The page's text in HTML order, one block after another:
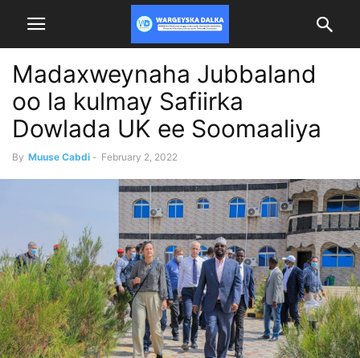
Madaxweynaha Jubbaland
oo la kulmay Safiirka
Dowlada UK ee Soomaaliya
By Muuse Cabdi - February 2, 2022